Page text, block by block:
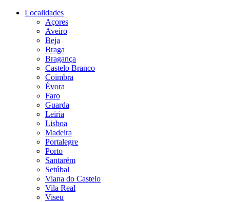
Localidades
Açores
Aveiro
Beja
Braga
Bragança
Castelo Branco
Coimbra
Évora
Faro
Guarda
Leiria
Lisboa
Madeira
Portalegre
Porto
Santarém
Setúbal
Viana do Castelo
Vila Real
Viseu